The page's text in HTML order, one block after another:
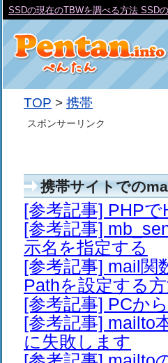
TOP > 携帯
携帯サイトでの
[参考記事] PHP
[参考記事]
示名を指定する
[参考記事] mail関
Pathを設定する
[参考記事] PCか
[参考記事] mailto
に失敗します
スポンサーリンク
SSDの現在のTBWを調べる方法 SSD